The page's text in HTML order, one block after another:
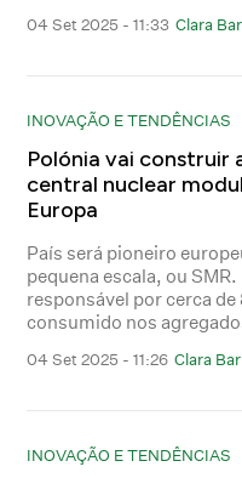
04 Set 2025 - 11:33 Clara
INOVAÇÃO E TENDÊNCIAS
Polónia vai construir
central nuclear
Europa
País será pioneiro
pequena escala, ou
responsável por cerca
consumido nos
04 Set 2025 - 11:26 Clara
INOVAÇÃO E TENDÊNCIAS